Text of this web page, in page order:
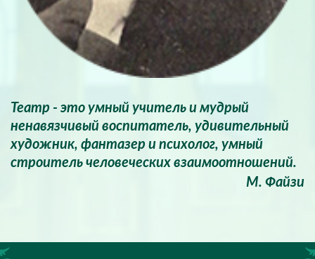
Театр - это умный учитель и мудрый
ненавязчивый воспитатель, удивительный
художник, фантазер и психолог, умный
строитель человеческих взаимоотношений.
М. Файзи